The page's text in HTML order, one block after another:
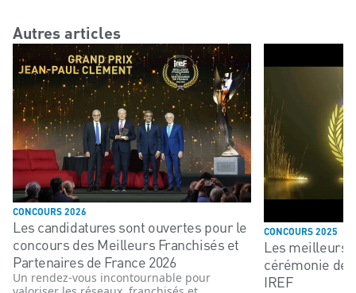
Autres articles
CONCOURS 2026
Les candidatures sont ouvertes pour le
concours des Meilleurs Franchisés et
Partenaires de France 2026
Un rendez-vous incontournable pour
CONCOURS 2025
Les meilleurs
cérémonie de
IREF